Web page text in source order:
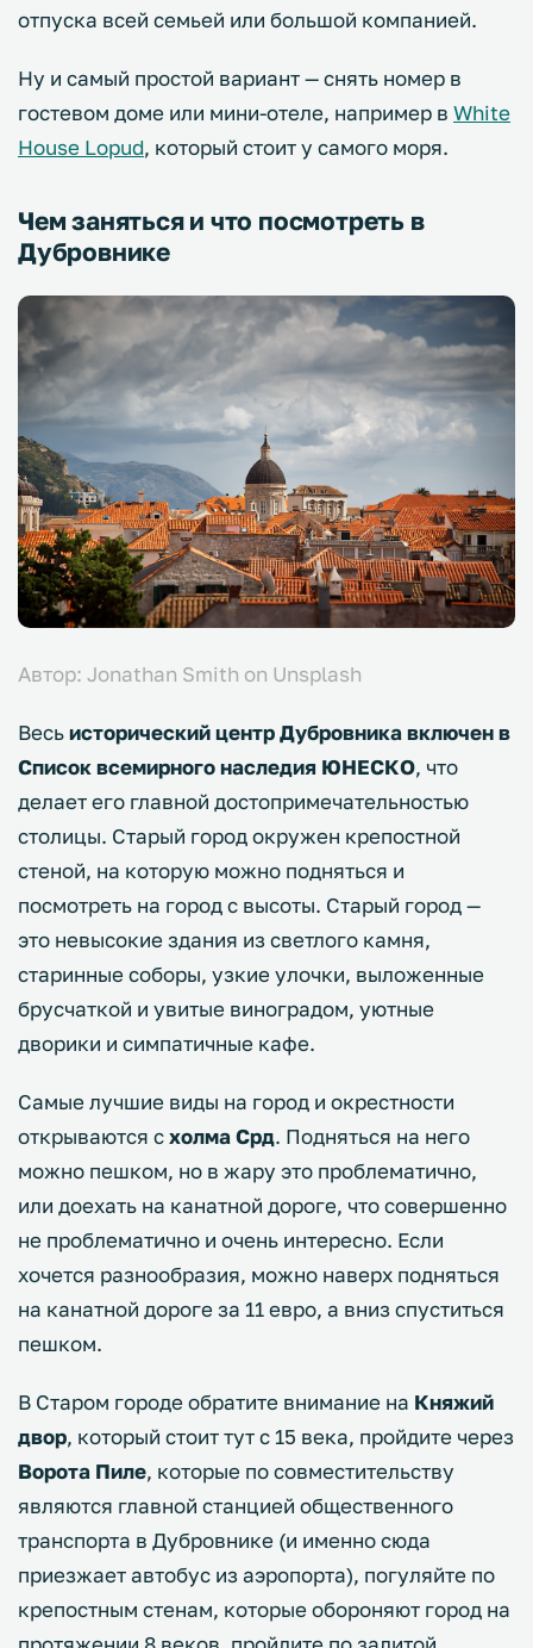
отпуска всей семьей или большой компанией.
Ну и самый простой вариант — снять номер в
гостевом доме или мини-отеле, например в White
House Lopud, который стоит у самого моря.
Чем заняться и что посмотреть в
Дубровнике
Автор: Jonathan Smith on Unsplash
Весьисторический центр Дубровника включен в
Список всемирного наследия ЮНЕСКО, что
делает его главной достопримечательностью
столицы. Старый город окружен крепостной
стеной, на которую можно подняться и
посмотреть на город с высоты. Старый город —
это невысокие здания из светлого камня,
старинные соборы, узкие улочки, выложенные
брусчаткой и увитые виноградом, уютные
дворики и симпатичные кафе.
Самые лучшие виды на город и окрестности
открываются схолма Срд. Подняться на него
можно пешком, но в жару это проблематично,
или доехать на канатной дороге, что совершенно
не проблематично и очень интересно. Если
хочется разнообразия, можно наверх подняться
на канатной дороге за 11 евро, а вниз спуститься
пешком.
В Старом городе обратите внимание на Княжий
двор, который стоит тут с 15 века, пройдите через
Ворота Пиле, которые по совместительству
являются главной станцией общественного
транспорта в Дубровнике (и именно сюда
приезжает автобус из аэропорта), погуляйте по
крепостным стенам, которые обороняют город на